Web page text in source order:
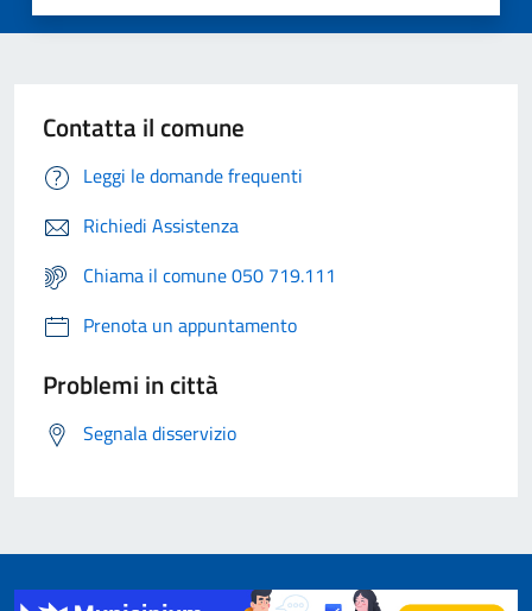
Contatta il comune
Leggi le domande frequenti
Richiedi Assistenza
Chiama il comune 050 719.111
Prenota un appuntamento
Problemi in città
Segnala disservizio